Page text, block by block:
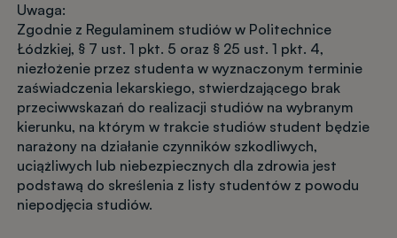
Uwaga:
Zgodnie z Regulaminem studiów w Politechnice
Łódzkiej, § 7 ust. 1 pkt. 5 oraz § 25 ust. 1 pkt. 4,
niezłożenie przez studenta w wyznaczonym terminie
zaświadczenia lekarskiego, stwierdzającego brak
przeciwwskazań do realizacji studiów na wybranym
kierunku, na którym w trakcie studiów student będzie
narażony na działanie czynników szkodliwych,
uciążliwych lub niebezpiecznych dla zdrowia jest
podstawą do skreślenia z listy studentów z powodu
niepodjęcia studiów.